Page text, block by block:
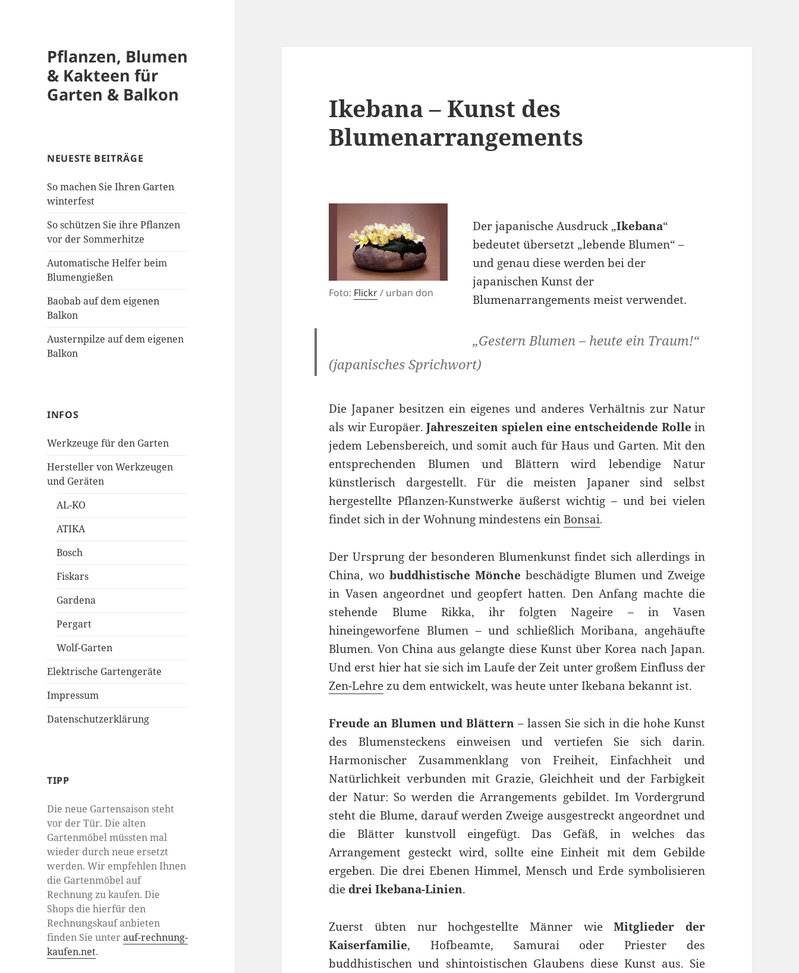
Pflanzen, Blumen
& Kakteen für
Garten & Balkon
NEUESTE BEITRÄGE
So machen Sie Ihren Garten
winterfest
So schützen Sie ihre Pflanzen
vor der Sommerhitze
Automatische Helfer beim
Blumengießen
Baobab auf dem eigenen
Balkon
Austernpilze auf dem eigenen
Balkon
INFOS
Werkzeuge für den Garten
Hersteller von Werkzeugen
und Geräten
AL-KO
ATIKA
Bosch
Fiskars
Gardena
Pergart
Wolf-Garten
Elektrische Gartengeräte
Impressum
Datenschutzerklärung
TIPP
Die neue Gartensaison steht
vor der Tür. Die alten
Gartenmöbel müssten mal
wieder durch neue ersetzt
werden. Wir empfehlen Ihnen
die Gartenmöbel auf
Rechnung zu kaufen. Die
Shops die hierfür den
Rechnungskauf anbieten
finden Sie unterauf-rechnung-
kaufen.net.
Ikebana – Kunst des
Blumenarrangements
Foto: Flickr/ urban don
Der japanische Ausdruck „Ikebana“
bedeutet übersetzt „lebende Blumen“ –
und genau diese werden bei der
japanischen Kunst der
Blumenarrangements meist verwendet.
„Gestern Blumen – heute ein Traum!“
(japanisches Sprichwort)
Die Japaner besitzen ein eigenes und anderes Verhältnis zur Natur
als wir Europäer.Jahreszeiten spielen eine entscheidende Rolle in
jedem Lebensbereich, und somit auch für Haus und Garten. Mit den
entsprechenden Blumen und Blättern wird lebendige Natur
künstlerisch dargestellt. Für die meisten Japaner sind selbst
hergestellte Pflanzen-Kunstwerke äußerst wichtig – und bei vielen
findet sich in der Wohnung mindestens einBonsai.
Der Ursprung der besonderen Blumenkunst findet sich allerdings in
China, wo buddhistische Mönchebeschädigte Blumen und Zweige
in Vasen angeordnet und geopfert hatten. Den Anfang machte die
stehende Blume Rikka, ihr folgten Nageire – in Vasen
hineingeworfene Blumen – und schließlich Moribana, angehäufte
Blumen. Von China aus gelangte diese Kunst über Korea nach Japan.
Und erst hier hat sie sich im Laufe der Zeit unter großem Einfluss der
Zen-Lehrezu dem entwickelt, was heute unter Ikebana bekannt ist.
Freude an Blumen und Blättern – lassen Sie sich in die hohe Kunst
des Blumensteckens einweisen und vertiefen Sie sich darin.
Harmonischer Zusammenklang von Freiheit, Einfachheit und
Natürlichkeit verbunden mit Grazie, Gleichheit und der Farbigkeit
der Natur: So werden die Arrangements gebildet. Im Vordergrund
steht die Blume, darauf werden Zweige ausgestreckt angeordnet und
die Blätter kunstvoll eingefügt. Das Gefäß, in welches das
Arrangement gesteckt wird, sollte eine Einheit mit dem Gebilde
ergeben. Die drei Ebenen Himmel, Mensch und Erde symbolisieren
die drei Ikebana-Linien.
Zuerst übten nur hochgestellte Männer wieMitglieder der
Kaiserfamilie, Hofbeamte, Samurai oder Priester des
buddhistischen und shintoistischen Glaubens diese Kunst aus. Sie